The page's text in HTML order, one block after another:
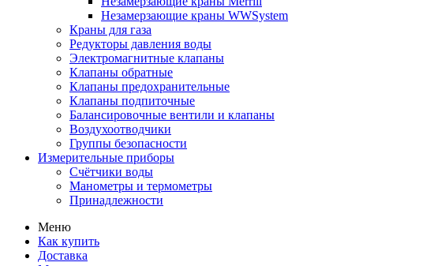
Незамерзающие краны WWSystem
Краны для газа
Редукторы давления воды
Электромагнитные клапаны
Клапаны обратные
Клапаны предохранительные
Клапаны подпиточные
Балансировочные вентили и клапаны
Воздухоотводчики
Группы безопасности
Измерительные приборы
Счётчики воды
Манометры и термометры
Принадлежности
Меню
Как купить
Доставка